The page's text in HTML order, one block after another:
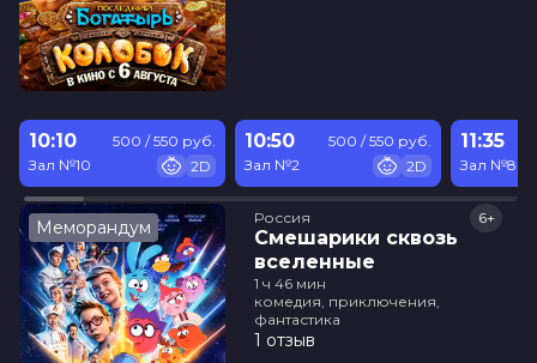
10:10
Зал №10
500 / 550 руб.
2D
10:50
Зал №2
500 / 550 руб.
2D
11:35
Зал №8
Меморандум Россия
Смешарики сквозь
вселенные
6+
1 ч 46 мин
комедия, приключения,
фантастика
1 отзыв